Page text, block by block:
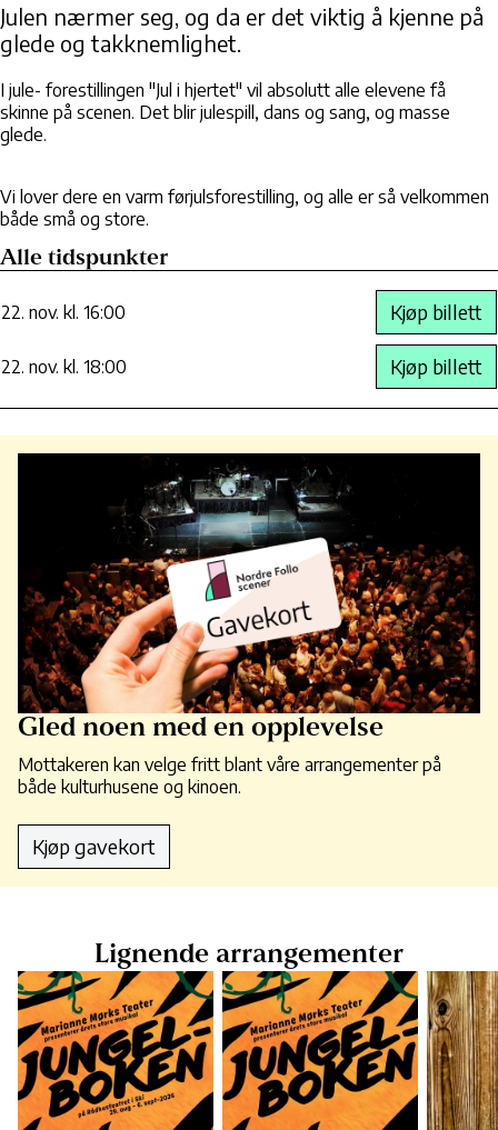
Julen nærmer seg, og da er det viktig å kjenne på
glede og takknemlighet.
I jule- forestillingen "Jul i hjertet" vil absolutt alle elevene få
skinne på scenen. Det blir julespill, dans og sang, og masse
glede.
Vi lover dere en varm førjulsforestilling, og alle er så velkommen
både små og store.
Alle tidspunkter
22. nov. kl. 16:00 Kjøp billett
22. nov. kl. 18:00 Kjøp billett
Gled noen med en opplevelse
Mottakeren kan velge fritt blant våre arrangementer på
både kulturhusene og kinoen.
Kjøp gavekort
Lignende arrangementer